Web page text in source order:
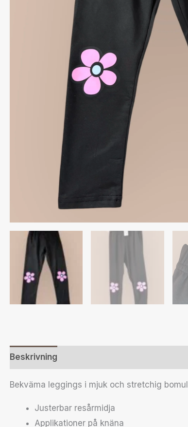
Beskrivning
Bekväma leggings i mjuk och stretchig
Justerbar resårmidja
Applikationer på knäna